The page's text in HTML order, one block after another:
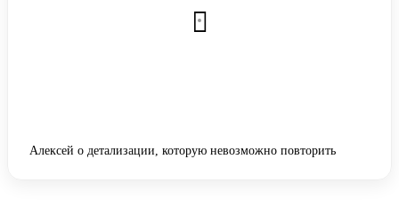
Алексей о детализации, которую невозможно повторить